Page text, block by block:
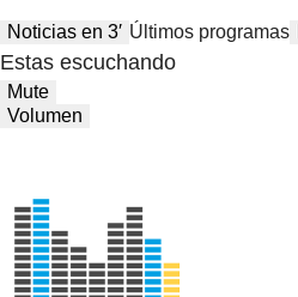
Noticias en 3′ Últimos programas
Estas escuchando
Mute
Volumen